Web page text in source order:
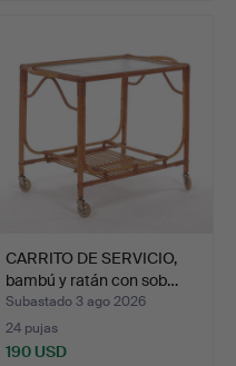
CARRITO DE SERVICIO,
bambú y ratán con sob…
Subastado 3 ago 2026
24 pujas
190 USD